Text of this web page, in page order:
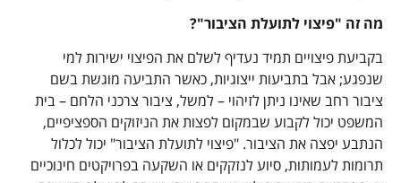
מה זה "פיצוי לתועלת הציבור"?
בקביעת פיצויים תמיד נעדיף לשלם את הפיצוי ישירות למי
שנפגע; אבל בתביעות ייצוגיות, כאשר התביעה מוגשת בשם
ציבור רחב שאינו ניתן לזיהוי – למשל, ציבור צרכני הלחם – בית
המשפט יכול לקבוע שבמקום לפצות את הניזוקים הספציפיים,
הנתבע יפצה את הציבור. "פיצוי לתועלת הציבור" יכול לכלול
תרומות לעמותות, סיוע לנזקקים או השקעה בפרויקטים חינוכיים